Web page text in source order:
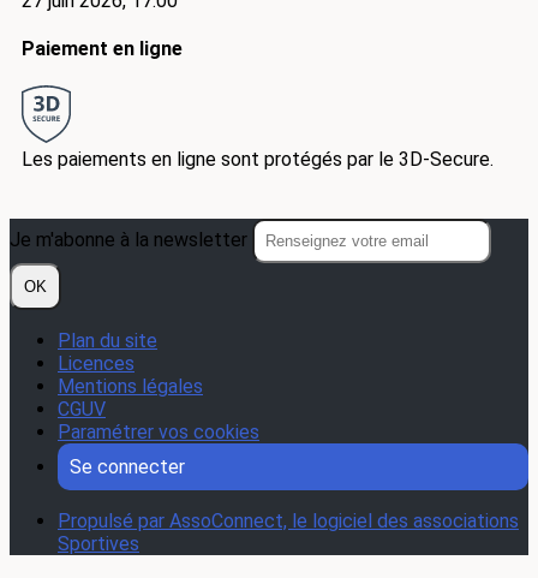
Paiement en ligne
Les paiements en ligne sont protégés par le 3D-Secure.
Je m'abonne à la newsletter
OK
Plan du site
Licences
Mentions légales
CGUV
Paramétrer vos cookies
Se connecter
Propulsé par AssoConnect, le logiciel des associations
Sportives